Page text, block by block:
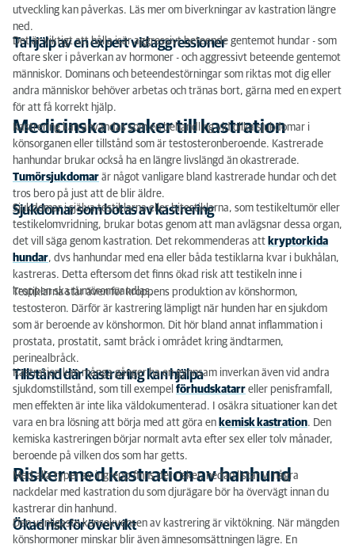
utveckling kan påverkas. Läs mer om biverkningar av kastration längre
ned.
Ta hjälp av en expert vid aggressioner
Det är viktigt att hålla isär aggressivt beteende gentemot hundar - som
oftare sker i påverkan av hormoner - och aggressivt beteende gentemot
människor. Dominans och beteendestörningar som riktas mot dig eller
andra människor behöver arbetas och tränas bort, gärna med en expert
för att få korrekt hjälp.
Medicinska orsaker till kastration
Kastrering kan användas som en behandling vid olika sjukdomar i
könsorganen eller tillstånd som är testosteronberoende. Kastrerade
hanhundar brukar också ha en längre livslängd än okastrerade.
Tumörsjukdomar är något vanligare bland kastrerade hundar och det
tros bero på just att de blir äldre.
Sjukdomar som botas av kastrering
Sjukdomar i själva testiklarna eller bitestiklarna, som testikeltumör eller
testikelomvridning, brukar botas genom att man avlägsnar dessa organ,
det vill säga genom kastration. Det rekommenderas att kryptorkida
hundar, dvs hanhundar med ena eller båda testiklarna kvar i bukhålan,
kastreras. Detta eftersom det finns ökad risk att testikeln inne i
kroppen ska tumöromvandlas.
Testiklarna står även för kroppens produktion av könshormon,
testosteron. Därför är kastrering lämpligt när hunden har en sjukdom
som är beroende av könshormon. Dit hör bland annat inflammation i
prostata, prostatit, samt bråck i området kring ändtarmen,
perinealbråck.
Tillstånd där kastrering kan hjälpa
Kastration kan många gånger ha en gynnsam inverkan även vid andra
sjukdomstillstånd, som till exempel förhudskatarr eller penisframfall,
men effekten är inte lika väldokumenterad. I osäkra situationer kan det
vara en bra lösning att börja med att göra en kemisk kastration. Den
kemiska kastreringen börjar normalt avta efter sex eller tolv månader,
beroende på vilken dos som har getts.
Risker med kastration av hanhund
Med alla typer av ingrepp finns det risker, nedan listar vi några
nackdelar med kastration du som djurägare bör ha övervägt innan du
kastrerar din hanhund.
Ökad risk för övervikt
Den vanligaste konsekvensen av kastrering är viktökning. När mängden
könshormoner minskar blir även ämnesomsättningen lägre. En